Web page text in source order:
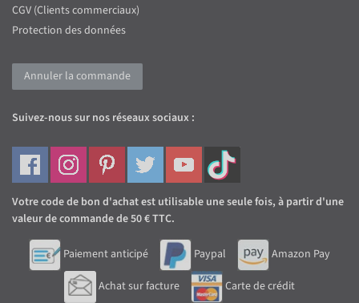
CGV (Clients commerciaux)
Protection des données
Annuler la commande
Suivez-nous sur nos réseaux sociaux :
Votre code de bon d'achat est utilisable une seule fois, à partir d'une
valeur de commande de 50 € TTC.
Paiement anticipé Paypal
Amazon Pay
Achat sur facture
Carte de crédit